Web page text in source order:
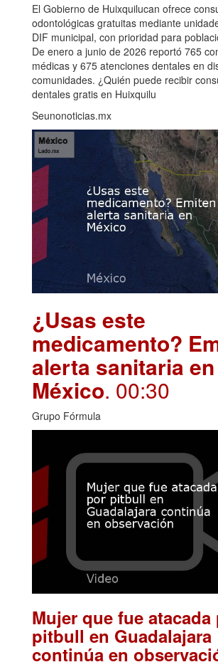
El Gobierno de Huixquilucan ofrece
odontológicas gratuitas mediante
DIF municipal, con prioridad para
De enero a junio de 2026 reportó 765
médicas y 675 atenciones dentales en
comunidades. ¿Quién puede recibir
dentales gratis en Huixquilu
Seunonoticias.mx
¿Usas este
medicamento?
alerta sanitaria en
México. 00:30
Grupo Fórmula
Mujer que fue atacada
pitbull en Guadalajara
continúa en